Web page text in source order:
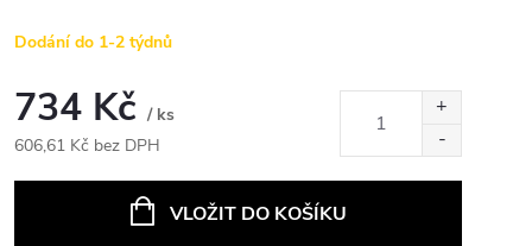
Dodání do 1-2 týdnů
734 Kč / ks
606,61 Kč bez DPH
VLOŽIT DO KOŠÍKU